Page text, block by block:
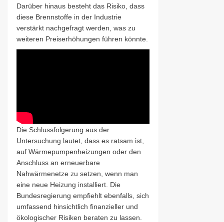
Darüber hinaus besteht das Risiko, dass
diese Brennstoffe in der Industrie
verstärkt nachgefragt werden, was zu
weiteren Preiserhöhungen führen könnte.
Die Schlussfolgerung aus der
Untersuchung lautet, dass es ratsam ist,
auf Wärmepumpenheizungen oder den
Anschluss an erneuerbare
Nahwärmenetze zu setzen, wenn man
eine neue Heizung installiert. Die
Bundesregierung empfiehlt ebenfalls, sich
umfassend hinsichtlich finanzieller und
ökologischer Risiken beraten zu lassen.